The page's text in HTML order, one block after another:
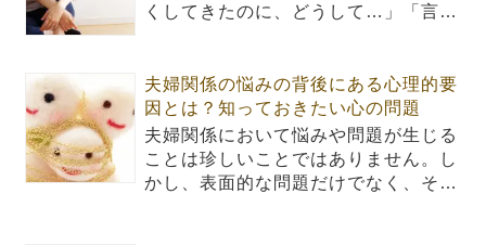
くしてきたのに、どうして…」「言…
夫婦関係の悩みの背後にある心理的要
因とは？知っておきたい心の問題
夫婦関係において悩みや問題が生じる
ことは珍しいことではありません。し
かし、表面的な問題だけでなく、そ…